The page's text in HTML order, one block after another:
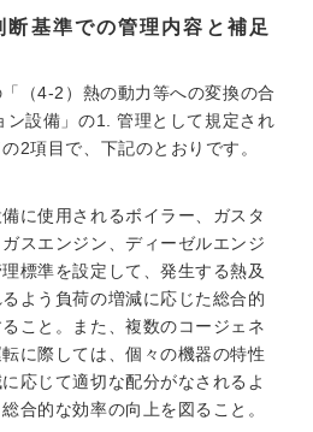
断基準での管理内容と補足
「（4-2）熱の動力等への変換の合
ン設備」の1. 管理として規定され
2項目で、下記のとおりです。
に使用されるボイラー、ガスタ
スエンジン、ディーゼルエンジ
標準を設定して、発生する熱及
よう負荷の増減に応じた総合的
こと。また、複数のコージェネ
に際しては、個々の機器の特性
応じて適切な配分がなされるよ
合的な効率の向上を図ること。